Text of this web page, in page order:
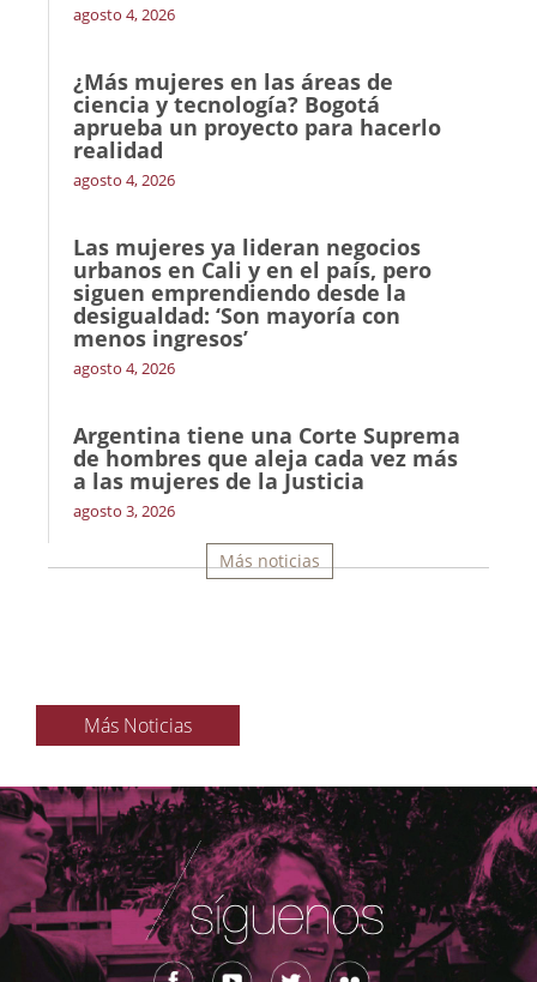
agosto 4, 2026
¿Más mujeres en las áreas de
ciencia y tecnología? Bogotá
aprueba un proyecto para hacerlo
realidad
agosto 4, 2026
Las mujeres ya lideran negocios
urbanos en Cali y en el país, pero
siguen emprendiendo desde la
desigualdad: ‘Son mayoría con
menos ingresos’
agosto 4, 2026
Argentina tiene una Corte Suprema
de hombres que aleja cada vez más
a las mujeres de la Justicia
agosto 3, 2026
Más noticias
Más Noticias